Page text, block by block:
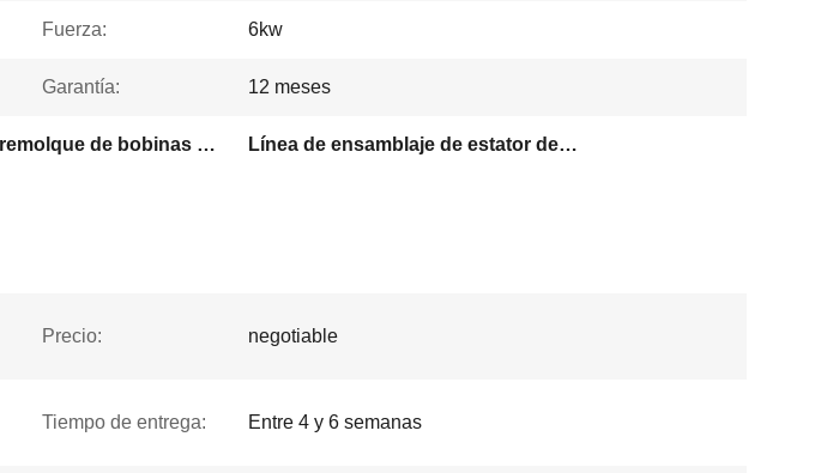
Fuerza: 6kw
Garantía: 12 meses
Máquina de remolque de bobinas de estator de corte plano Línea de ensamblaje de estator de corte plano
Precio: negotiable
Tiempo de entrega: Entre 4 y 6 semanas